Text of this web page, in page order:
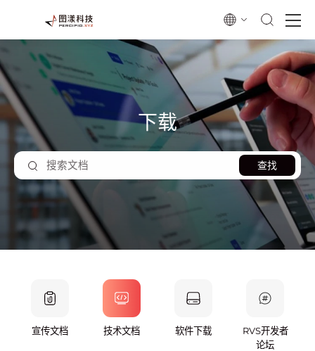
下载
查找
宣传文档 技术文档 软件下载
RVS开发者
论坛